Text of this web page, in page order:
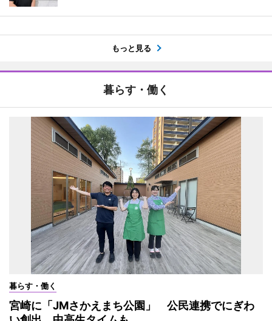
もっと見る
暮らす・働く
暮らす・働く
宮崎に「JMさかえまち公園」 公民連携でにぎわ